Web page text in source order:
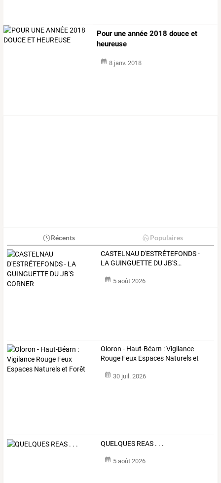
Pour une année 2018 douce et
heureuse
8 janv. 2018
Récents Populaires
CASTELNAU D'ESTRÉTEFONDS-
LAGUINGUETTE DUJB'S…
5 août 2026
Oloron - Haut-Béarn : Vigilance
Rouge Feux Espaces Naturels et
30 juil. 2026
QUELQUES REAS . . .
5 août 2026